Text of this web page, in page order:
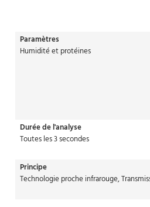
Paramètres
Humidité et protéines
Durée de l'analyse
Toutes les 3 secondes
Principe
Technologie proche infrarouge,